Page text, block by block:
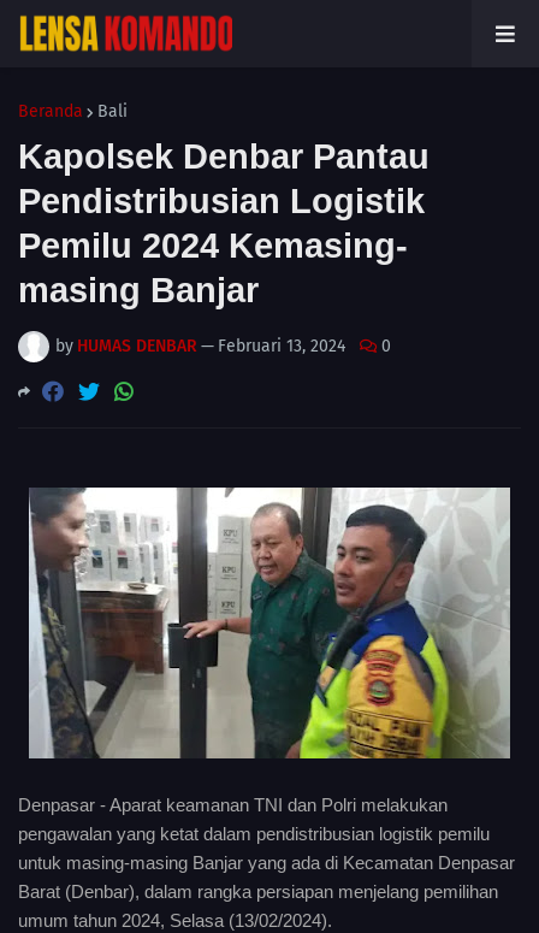
Beranda Bali
Kapolsek Denbar Pantau
Pendistribusian Logistik
Pemilu 2024 Kemasing-
masing Banjar
by HUMAS DENBAR — Februari 13, 2024 0
Denpasar - Aparat keamanan TNI dan Polri melakukan
pengawalan yang ketat dalam pendistribusian logistik pemilu
untuk masing-masing Banjar yang ada di Kecamatan Denpasar
Barat (Denbar), dalam rangka persiapan menjelang pemilihan
umum tahun 2024, Selasa (13/02/2024).